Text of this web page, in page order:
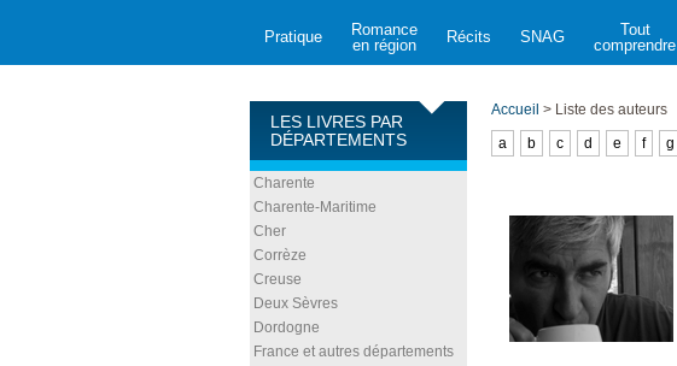
Pratique
Romance
en région
Récits SNAG
Tout
comprendre
LES LIVRES PAR
DÉPARTEMENTS
Charente
Charente-Maritime
Cher
Corrèze
Creuse
Deux Sèvres
Dordogne
France et autres départements
Accueil > Liste des auteurs
a
b c d e f g